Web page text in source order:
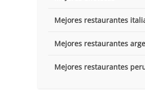
Mejores restaurantes
Mejores restaurantes
Mejores restaurantes